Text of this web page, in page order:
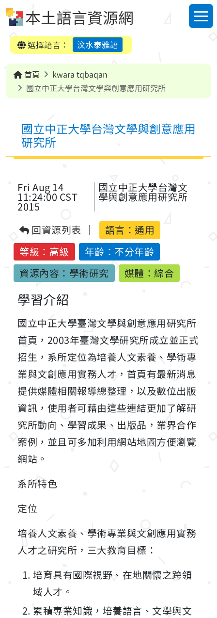
本土語言資源網
選單
選擇語言：
汶水泰雅語
首頁
kwara tqbaqan
國立中正大學台灣文學與創意應用研究所
國立中正大學台灣文學與創意應用
研究所
Fri Aug 14
11:24:00 CST
2015
國立中正大學台灣文
學與創意應用研究所
回資源列表 語言： 通用
等級：高級
年齡：不分年齡
資源內容：學術研究
媒體：綜合
學習介紹
國立中正大學臺灣文學與創意應用研究所
首頁，2003年臺灣文學研究所成立並正式
招生，系所定位為培養人文素養、學術專
業與文創應用實務人才，首頁有最新消息
提供媒體相關報導總整理，以及數位出版
資訊，使用者可藉由這些連結更加了解研
究所動向、學習成果、出版品，業界合作
案例，並且可多加利用網站地圖方便瀏覽
網站。
系所特色
定位
培養人文素養、學術專業與文創應用實務
人才之研究所，三大教育目標：
培育具有國際視野、在地關懷之跨領
域人才。
累積專業知識，培養語言、文學與文